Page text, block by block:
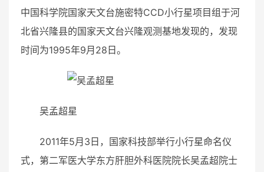
中国科学院国家天文台施密特CCD小行星项目组于河
北省兴隆县的国家天文台兴隆观测基地发现的，发现
时间为1995年9月28日。
吴孟超星
2011年5月3日，国家科技部举行小行星命名仪
式，第二军医大学东方肝胆外科医院院长吴孟超院士